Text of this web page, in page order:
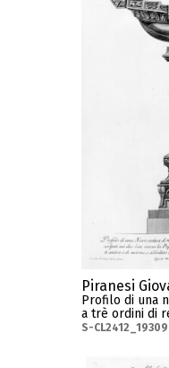
Piranesi
Profilo di una
a trè ordini di
S-CL2412_19309